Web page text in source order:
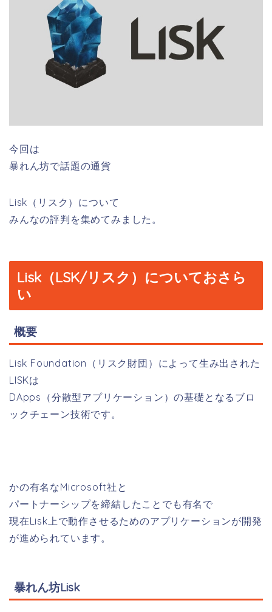
今回は
暴れん坊で話題の通貨
Lisk（リスク）について
みんなの評判を集めてみました。
Lisk（LSK/リスク）についておさら
い
概要
Lisk Foundation（リスク財団）によって生み出された
LISKは
DApps（分散型アプリケーション）の基礎となるブロ
ックチェーン技術です。
かの有名なMicrosoft社と
パートナーシップを締結したことでも有名で
現在Lisk上で動作させるためのアプリケーションが開発
が進められています。
暴れん坊Lisk